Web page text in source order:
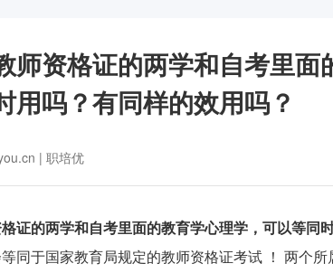
师资格证的两学和自考里面
用吗？有同样的效用吗？
| 职培优
证的两学和自考里面的教育学心理学，可以等同
同于国家教育局规定的教师资格证考试 ！ 两个